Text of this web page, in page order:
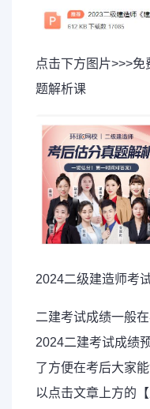
点击下方图片>>>
题解析课
2024二级建造师考
二建考试成绩一般
2024二建考试成绩
了方便在考后大家
以点击文章上方的